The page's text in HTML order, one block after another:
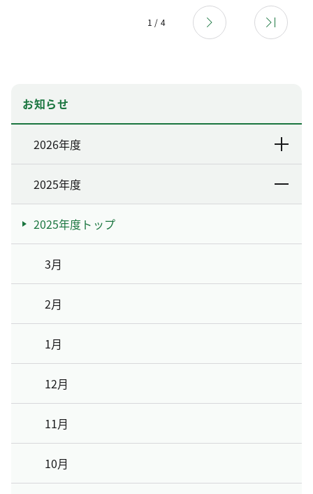
1 / 4
お知らせ
2026年度
2025年度
2025年度トップ
3月
2月
1月
12月
11月
10月